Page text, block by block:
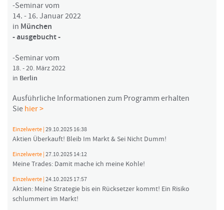
-Seminar vom
14. - 16. Januar 2022
in München
- ausgebucht -
-Seminar vom
18. - 20. März 2022
in Berlin
Ausführliche Informationen zum Programm erhalten
Sie hier >
Einzelwerte | 29.10.2025 16:38
Aktien Überkauft! Bleib Im Markt & Sei Nicht Dumm!
Einzelwerte | 27.10.2025 14:12
Meine Trades: Damit mache ich meine Kohle!
Einzelwerte | 24.10.2025 17:57
Aktien: Meine Strategie bis ein Rücksetzer kommt! Ein Risiko
schlummert im Markt!